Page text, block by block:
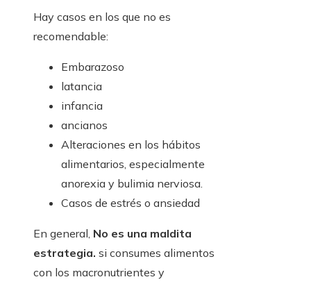
Hay casos en los que no es
recomendable:
Embarazoso
latancia
infancia
ancianos
Alteraciones en los hábitos
alimentarios, especialmente
anorexia y bulimia nerviosa.
Casos de estrés o ansiedad
En general, No es una maldita
estrategia. si consumes alimentos
con los macronutrientes y